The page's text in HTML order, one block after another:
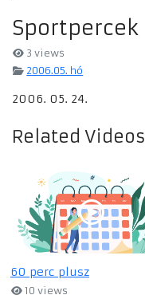
Sportpercek
3 views
2006.05. hó
2006. 05. 24.
Related Videos
60 perc plusz
10 views